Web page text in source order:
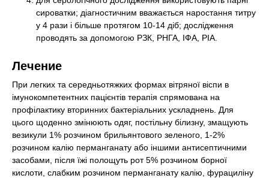
сироватки; діагностичним вважається наростання титру
у 4 рази і більше протягом 10-14 діб; дослідження
проводять за допомогою РЗК, РНГА, ІФА, РІА.
Лечение
При легких та середньотяжких формах вітряної віспи в
імунокомпетентних пацієнтів терапія спрямована на
профілактику вторинних бактеріальних ускладнень. Для
цього щоденно змінюють одяг, постільну білизну, змащують
везикули 1% розчином брильянтового зеленого, 1-2%
розчином калію перманганату або іншими антисептичними
засобами, після їжі полощуть рот 5% розчином борної
кислоти, слабким розчином перманганату калію, фурациліну